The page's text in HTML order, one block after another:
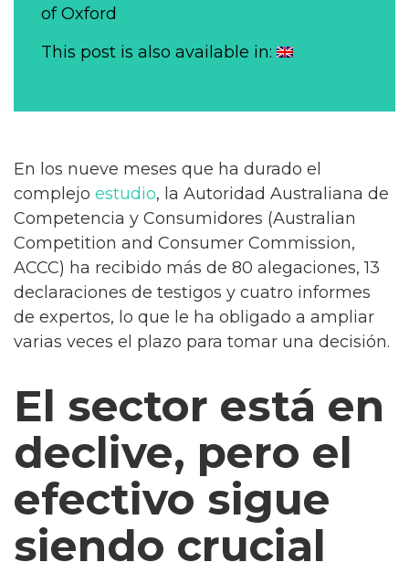
of Oxford
This post is also available in:
En los nueve meses que ha durado el
complejo estudio, la Autoridad Australiana de
Competencia y Consumidores (Australian
Competition and Consumer Commission,
ACCC) ha recibido más de 80 alegaciones, 13
declaraciones de testigos y cuatro informes
de expertos, lo que le ha obligado a ampliar
varias veces el plazo para tomar una decisión.
El sector está en
declive, pero el
efectivo sigue
siendo crucial